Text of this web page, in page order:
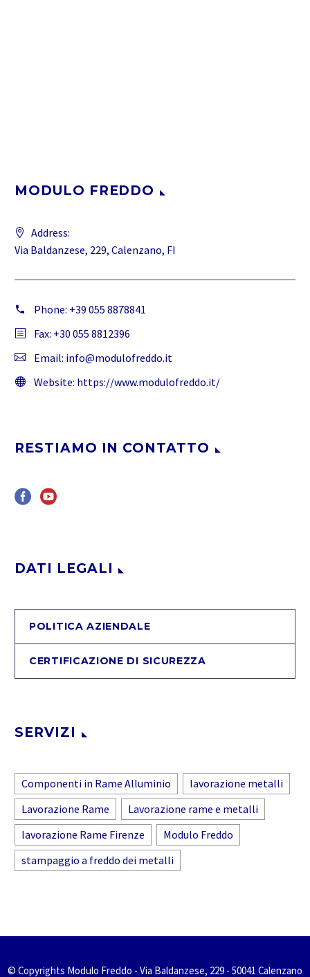
MODULO FREDDO
Address:
Via Baldanzese, 229, Calenzano, FI
Phone: +39 055 8878841
Fax: +30 055 8812396
Email: info@modulofreddo.it
Website: https://www.modulofreddo.it/
RESTIAMO IN CONTATTO
DATI LEGALI
POLITICA AZIENDALE
CERTIFICAZIONE DI SICUREZZA
SERVIZI
Componenti in Rame Alluminio
lavorazione metalli
Lavorazione Rame
Lavorazione rame e metalli
lavorazione Rame Firenze
Modulo Freddo
stampaggio a freddo dei metalli
© Copyrights Modulo Freddo - Via Baldanzese, 229 - 50041 Calenzano